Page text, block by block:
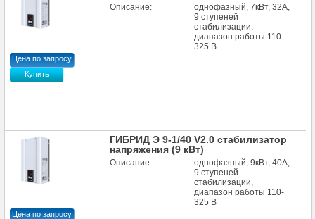
Описание:
однофазный, 7кВт, 32А,
9 ступеней
стабилизации,
диапазон работы 110-
325 В
Цена по запросу
Купить
ГИБРИД Э 9-1/40 V2.0 стабилизатор
напряжения (9 кВт)
Описание:
однофазный, 9кВт, 40А,
9 ступеней
стабилизации,
диапазон работы 110-
325 В
Цена по запросу